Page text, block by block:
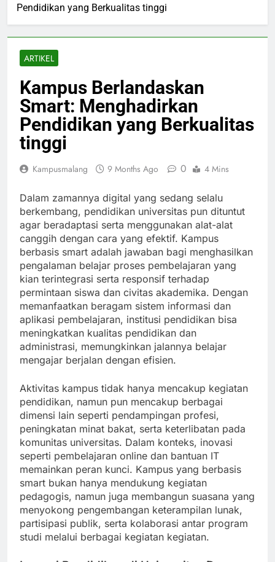
Pendidikan yang Berkualitas tinggi
ARTIKEL
Kampus Berlandaskan
Smart: Menghadirkan
Pendidikan yang Berkualitas
tinggi
Kampusmalang 9 Months Ago 0 4 Mins
Dalam zamannya digital yang sedang selalu
berkembang, pendidikan universitas pun dituntut
agar beradaptasi serta menggunakan alat-alat
canggih dengan cara yang efektif. Kampus
berbasis smart adalah jawaban bagi menghasilkan
pengalaman belajar proses pembelajaran yang
kian terintegrasi serta responsif terhadap
permintaan siswa dan civitas akademika. Dengan
memanfaatkan beragam sistem informasi dan
aplikasi pembelajaran, institusi pendidikan bisa
meningkatkan kualitas pendidikan dan
administrasi, memungkinkan jalannya belajar
mengajar berjalan dengan efisien.
Aktivitas kampus tidak hanya mencakup kegiatan
pendidikan, namun pun mencakup berbagai
dimensi lain seperti pendampingan profesi,
peningkatan minat bakat, serta keterlibatan pada
komunitas universitas. Dalam konteks, inovasi
seperti pembelajaran online dan bantuan IT
memainkan peran kunci. Kampus yang berbasis
smart bukan hanya mendukung kegiatan
pedagogis, namun juga membangun suasana yang
menyokong pengembangan keterampilan lunak,
partisipasi publik, serta kolaborasi antar program
studi melalui berbagai kegiatan kegiatan.